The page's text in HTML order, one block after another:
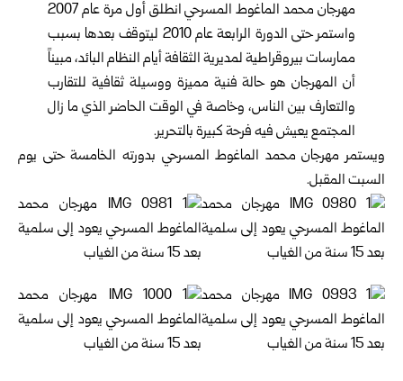
مهرجان محمد الماغوط المسرحي انطلق أول مرة عام 2007
واستمر حتى الدورة الرابعة عام 2010 ليتوقف بعدها بسبب
ممارسات بيروقراطية لمديرية الثقافة أيام النظام البائد، مبيناً
أن المهرجان هو حالة فنية مميزة ووسيلة ثقافية للتقارب
والتعارف بين الناس، وخاصة في الوقت الحاضر الذي ما زال
المجتمع يعيش فيه فرحة كبيرة بالتحرير.
ويستمر مهرجان محمد الماغوط المسرحي بدورته الخامسة حتى يوم
السبت المقبل.